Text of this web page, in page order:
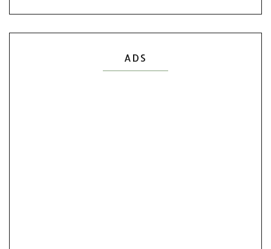
Show All
ADS